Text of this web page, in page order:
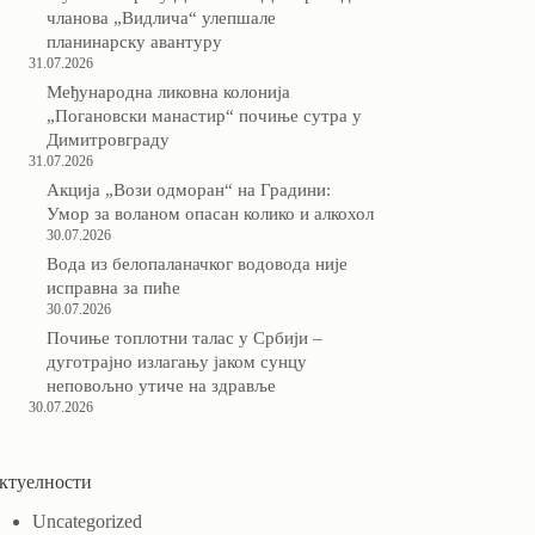
чланова „Видлича“ улепшале
планинарску авантуру
31.07.2026
Међународна ликовна колонија
„Погановски манастир“ почиње сутра у
Димитровграду
31.07.2026
Акција „Вози одморан“ на Градини:
Умор за воланом опасан колико и алкохол
30.07.2026
Вода из белопаланачког водовода није
исправна за пиће
30.07.2026
Почиње топлотни талас у Србији –
дуготрајно излагању јаком сунцу
неповољно утиче на здравље
30.07.2026
Uncategorized